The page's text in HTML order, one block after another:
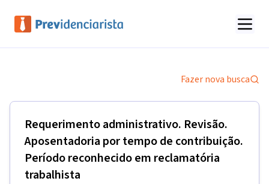
Fazer nova busca
Requerimento administrativo. Revisão.
Aposentadoria por tempo de contribuição.
Período reconhecido em reclamatória
trabalhista